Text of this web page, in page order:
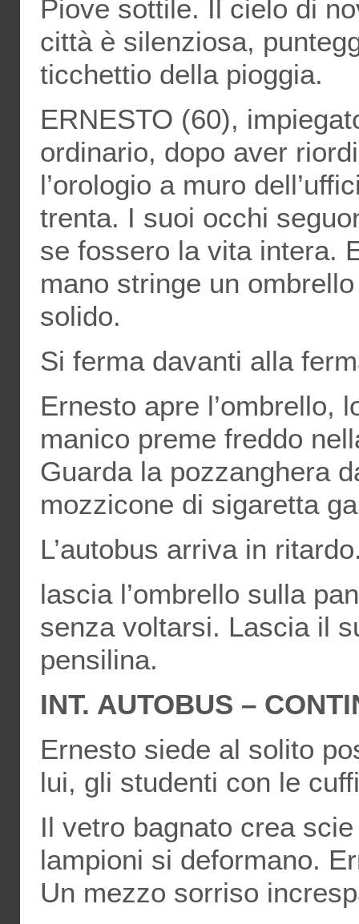
Piove sottile. Il cielo di
città è silenziosa,
ticchettio della pioggia.
ERNESTO (60),
ordinario, dopo aver
l’orologio a muro
trenta. I suoi occhi
se fossero la vita intera.
mano stringe un
solido.
Si ferma davanti alla
Ernesto apre l’ombrello,
manico preme freddo
Guarda la pozzanghera
mozzicone di sigaretta
L’autobus arriva in
lascia l’ombrello sulla
senza voltarsi. Lascia il
pensilina.
INT. AUTOBUS –
Ernesto siede al solito
lui, gli studenti con le
Il vetro bagnato crea
lampioni si deformano.
Un mezzo sorriso